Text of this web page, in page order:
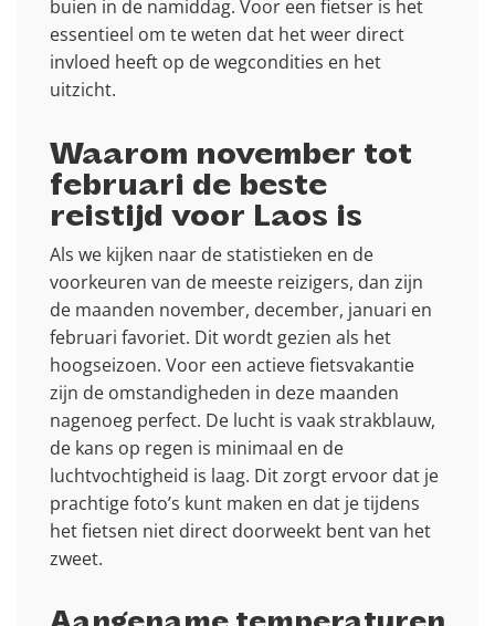
buien in de namiddag. Voor een fietser is het
essentieel om te weten dat het weer direct
invloed heeft op de wegcondities en het
uitzicht.
Waarom november tot
februari de beste
reistijd voor Laos is
Als we kijken naar de statistieken en de
voorkeuren van de meeste reizigers, dan zijn
de maanden november, december, januari en
februari favoriet. Dit wordt gezien als het
hoogseizoen. Voor een actieve fietsvakantie
zijn de omstandigheden in deze maanden
nagenoeg perfect. De lucht is vaak strakblauw,
de kans op regen is minimaal en de
luchtvochtigheid is laag. Dit zorgt ervoor dat je
prachtige foto’s kunt maken en dat je tijdens
het fietsen niet direct doorweekt bent van het
zweet.